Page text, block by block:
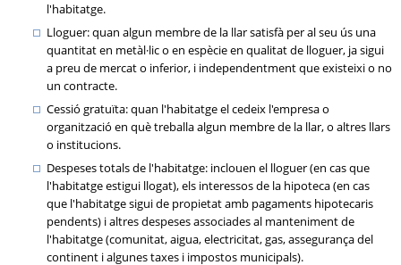
l'habitatge.
Lloguer: quan algun membre de la llar satisfà per al seu ús una
quantitat en metàl·lic o en espècie en qualitat de lloguer, ja sigui
a preu de mercat o inferior, i independentment que existeixi o no
un contracte.
Cessió gratuïta: quan l'habitatge el cedeix l'empresa o
organització en què treballa algun membre de la llar, o altres llars
o institucions.
Despeses totals de l'habitatge: inclouen el lloguer (en cas que
l'habitatge estigui llogat), els interessos de la hipoteca (en cas
que l'habitatge sigui de propietat amb pagaments hipotecaris
pendents) i altres despeses associades al manteniment de
l'habitatge (comunitat, aigua, electricitat, gas, assegurança del
continent i algunes taxes i impostos municipals).